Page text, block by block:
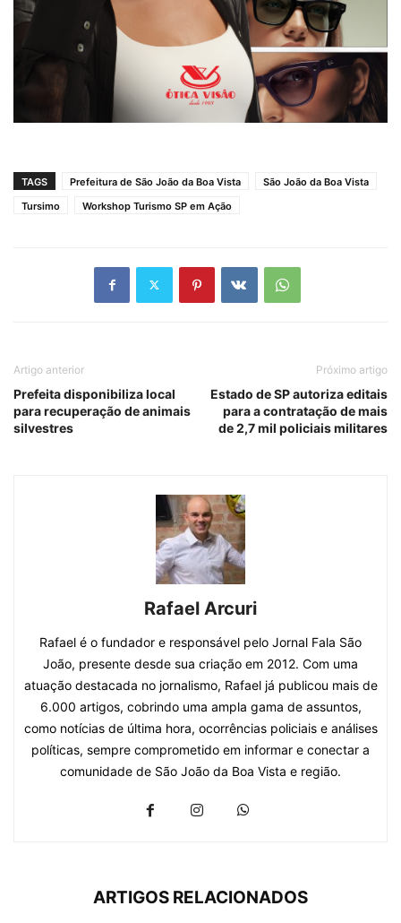
TAGS Prefeitura de São João da Boa Vista
São João da Boa Vista
Tursimo
Workshop Turismo SP em Ação
Artigo anterior
Prefeita disponibiliza local
para recuperação de animais
silvestres
Próximo artigo
Estado de SP autoriza editais
para a contratação de mais
de 2,7 mil policiais militares
Rafael Arcuri
Rafael é o fundador e responsável pelo Jornal Fala São
João, presente desde sua criação em 2012. Com uma
atuação destacada no jornalismo, Rafael já publicou mais de
6.000 artigos, cobrindo uma ampla gama de assuntos,
como notícias de última hora, ocorrências policiais e análises
políticas, sempre comprometido em informar e conectar a
comunidade de São João da Boa Vista e região.
ARTIGOS RELACIONADOS